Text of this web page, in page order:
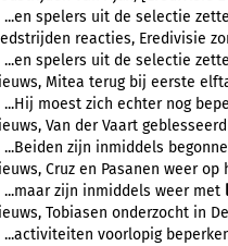
...en spelers uit de selectie
reacties, Eredivisie
...en spelers uit de selectie
Mitea terug bij eerste
...Hij moest zich echter nog
Van der Vaart
...Beiden zijn inmiddels
Cruz en Pasanen weer op
...maar zijn inmiddels weer met
Tobiasen onderzocht in
...activiteiten voorlopig